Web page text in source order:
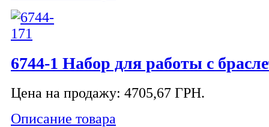
6744-1 Набор для работы с
Цена на продажу: 4705,67 ГРН.
Описание товара